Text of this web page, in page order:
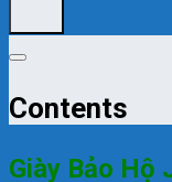
Contents
Giày Bảo Hộ